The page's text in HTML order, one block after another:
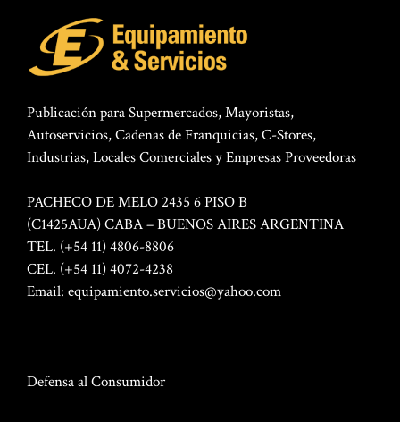
Publicación para Supermercados, Mayoristas,
Autoservicios, Cadenas de Franquicias, C-Stores,
Industrias, Locales Comerciales y Empresas Proveedoras
PACHECO DE MELO 2435 6 PISO B
(C1425AUA) CABA – BUENOS AIRES ARGENTINA
TEL. (+54 11) 4806-8806
CEL. (+54 11) 4072-4238
Email: equipamiento.servicios@yahoo.com
Defensa al Consumidor